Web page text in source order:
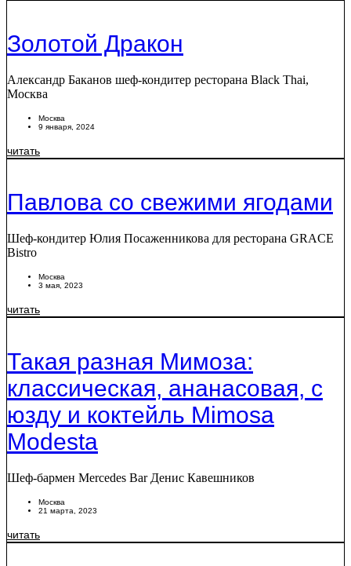
Золотой Дракон
Александр Баканов шеф-кондитер ресторана Black Thai,
Москва
Москва
9 января, 2024
читать
Павлова со свежими ягодами
Шеф-кондитер Юлия Посаженникова для ресторана GRACE
Bistro
Москва
3 мая, 2023
читать
Такая разная Мимоза:
классическая, ананасовая, с
юзду и коктейль Mimosa
Modesta
Шеф-бармен Mercedes Bar Денис Кавешников
Москва
21 марта, 2023
читать